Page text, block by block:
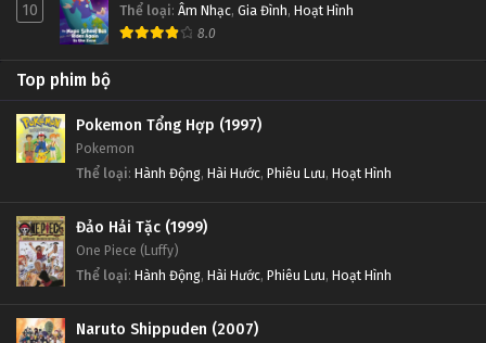
10 Thể loại: Âm Nhạc, Gia Đình, Hoạt Hình
8.0
Top phim bộ
Pokemon Tổng Hợp (1997)
Pokemon
Thể loại: Hành Động, Hài Hước, Phiêu Lưu, Hoạt Hình
Đảo Hải Tặc (1999)
One Piece (Luffy)
Thể loại: Hành Động, Hài Hước, Phiêu Lưu, Hoạt Hình
Naruto Shippuden (2007)